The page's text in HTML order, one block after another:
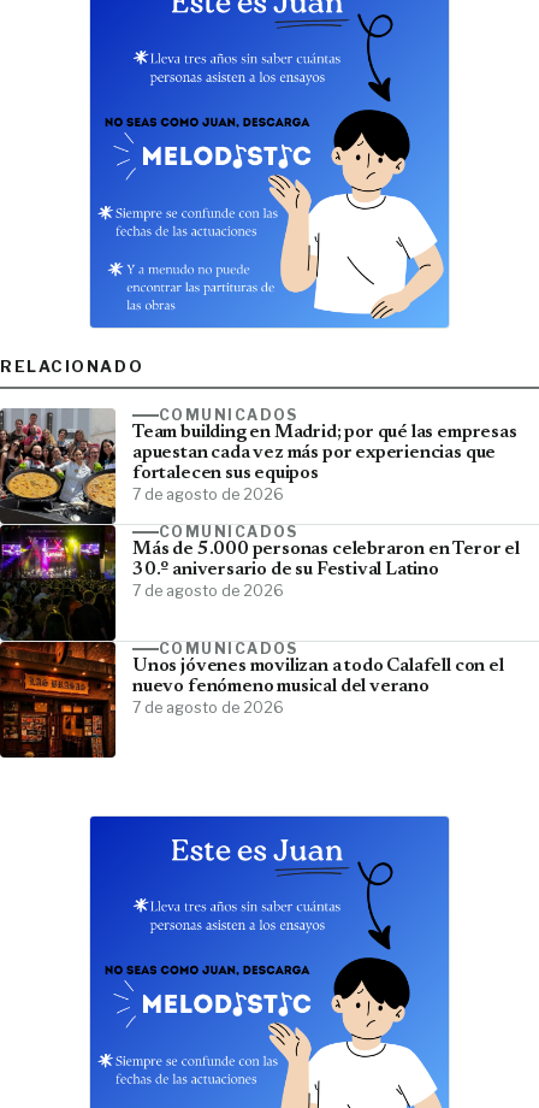
RELACIONADO
COMUNICADOS
Team building en Madrid; por qué las empresas
apuestan cada vez más por experiencias que
fortalecen sus equipos
7 de agosto de 2026
COMUNICADOS
Más de 5.000 personas celebraron en Teror el
30.º aniversario de su Festival Latino
7 de agosto de 2026
COMUNICADOS
Unos jóvenes movilizan a todo Calafell con el
nuevo fenómeno musical del verano
7 de agosto de 2026